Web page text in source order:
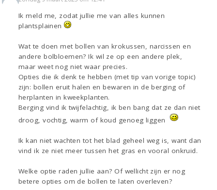
Ik meld me, zodat jullie me van alles kunnen
plantsplainen
Wat te doen met bollen van krokussen, narcissen en
andere bolbloemen? Ik wil ze op een andere plek,
maar weet nog niet waar precies.
Opties die ik denk te hebben (met tip van vorige topic)
zijn: bollen eruit halen en bewaren in de berging of
herplanten in kweekplanten.
Berging vind ik twijfelachtig, ik ben bang dat ze dan niet
droog, vochtig, warm of koud genoeg liggen
Ik kan niet wachten tot het blad geheel weg is, want dan
vind ik ze niet meer tussen het gras en vooral onkruid.
Welke optie raden jullie aan? Of wellicht zijn er nog
betere opties om de bollen te laten overleven?